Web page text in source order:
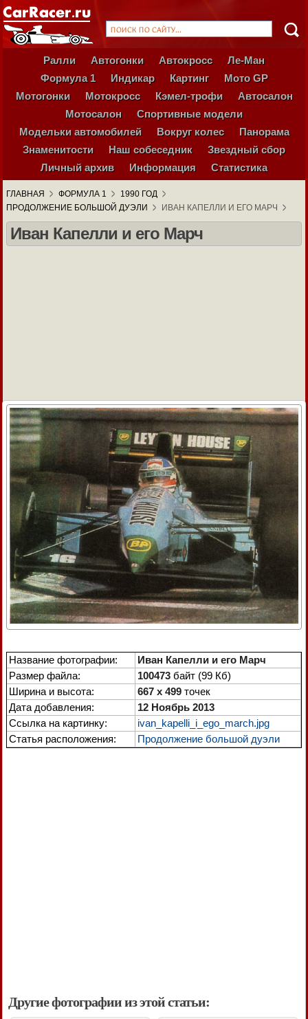
Ралли Автогонки Автокросс
Ле-Ман
Формула 1
Индикар Картинг
Мото GP
Мотогонки
Мотокросс Кэмел-трофи
Автосалон
Мотосалон
Спортивные модели
Модельки автомобилей
Вокруг колес
Панорама
Знаменитости
Наш собеседник
Звездный сбор
Личный архив
Информация Статистика
ГЛАВНАЯ ФОРМУЛА 1
1990 ГОД
ПРОДОЛЖЕНИЕ БОЛЬШОЙ ДУЭЛИ
ИВАН КАПЕЛЛИ И ЕГО МАРЧ
Иван Капелли и его Марч
Название фотографии:
Иван Капелли и его Марч
Размер файла:
100473 байт (99 Кб)
Ширина и высота:
667 x 499 точек
Дата добавления:
12 Ноябрь 2013
Ссылка на картинку:
ivan_kapelli_i_ego_march.jpg
Статья расположения:
Продолжение большой дуэли
Другие фотографии из этой статьи: